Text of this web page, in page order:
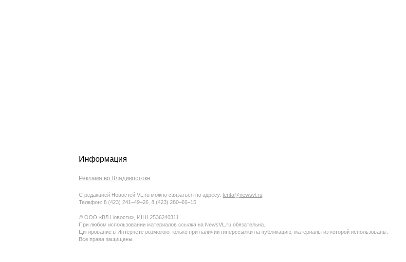
Информация
Реклама во Владивостоке
С редакцией Новостей VL.ru можно связаться по адресу: lenta@newsvl.ru
Телефон: 8 (423) 241−49−26, 8 (423) 280−66−15
© ООО «ВЛ Новости», ИНН 2536240311
При любом использовании материалов ссылка на NewsVL.ru обязательна.
Цитирование в Интернете возможно только при наличии гиперссылки на публикацию, материалы из которой использованы.
Все права защищены.